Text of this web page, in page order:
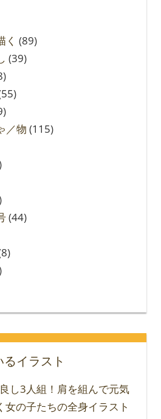
く (89)
(39)
／物 (115)
(44)
イラスト
し3人組！肩を組んで元気
女の子たちの全身イラスト